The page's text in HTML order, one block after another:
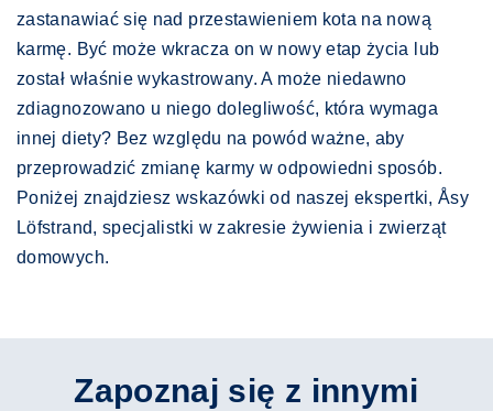
zastanawiać się nad przestawieniem kota na nową
karmę. Być może wkracza on w nowy etap życia lub
został właśnie wykastrowany. A może niedawno
zdiagnozowano u niego dolegliwość, która wymaga
innej diety? Bez względu na powód ważne, aby
przeprowadzić zmianę karmy w odpowiedni sposób.
Poniżej znajdziesz wskazówki od naszej ekspertki, Åsy
Löfstrand, specjalistki w zakresie żywienia i zwierząt
domowych.
Zapoznaj się z innymi